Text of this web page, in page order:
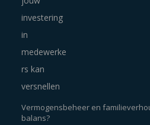
Vermogensbeheer en
balans?